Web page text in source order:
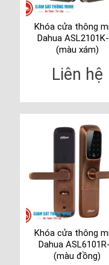
Khóa cửa thông
Dahua
(màu xám)
Liên hệ
Khóa cửa thông
Dahua
(màu đồng)